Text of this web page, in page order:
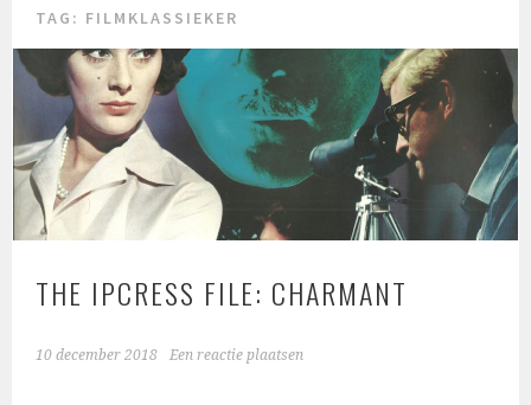
TAG: FILMKLASSIEKER
THE IPCRESS FILE: CHARMANT
10 december 2018 Een reactie plaatsen